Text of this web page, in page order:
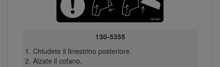
130-5355
Chiudete il finestrino posteriore.
Alzate il cofano.